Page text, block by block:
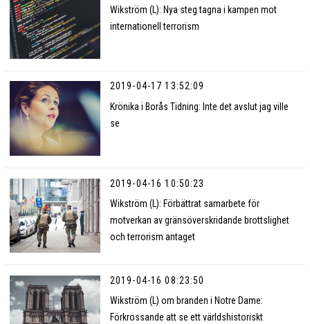
Wikström (L): Nya steg tagna i kampen mot
internationell terrorism
2019-04-17 13:52:09
Krönika i Borås Tidning: Inte det avslut jag ville
se
2019-04-16 10:50:23
Wikström (L): Förbättrat samarbete för
motverkan av gränsöverskridande brottslighet
och terrorism antaget
2019-04-16 08:23:50
Wikström (L) om branden i Notre Dame:
Förkrossande att se ett världshistoriskt